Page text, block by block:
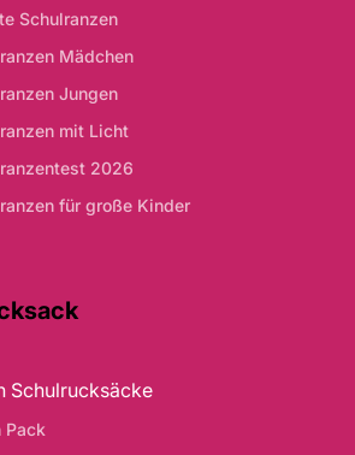
Schulranzen
Mädchen
Jungen
mit Licht
2026
für große Kinder
Schulrucksäcke
Pack